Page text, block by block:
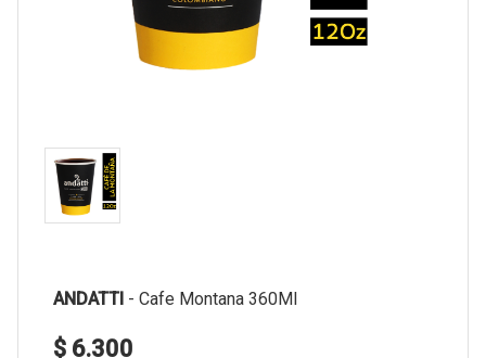
ANDATTI - Cafe Montana 360Ml
$ 6.300